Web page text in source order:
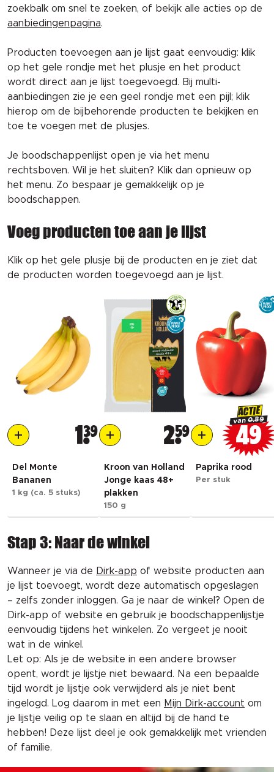
zoekbalk om snel te zoeken, of bekijk alle acties op de
aanbiedingenpagina.
Producten toevoegen aan je lijst gaat eenvoudig: klik
op het gele rondje met het plusje en het product
wordt direct aan je lijst toegevoegd. Bij multi-
aanbiedingen zie je een geel rondje met een pijl; klik
hierop om de bijbehorende producten te bekijken en
toe te voegen met de plusjes.
Je boodschappenlijst open je via het menu
rechtsboven. Wil je het sluiten? Klik dan opnieuw op
het menu. Zo bespaar je gemakkelijk op je
boodschappen.
Voeg producten toe aan je lijst
Klik op het gele plusje bij de producten en je ziet dat
de producten worden toegevoegd aan je lijst.
1 39
Del Monte
Bananen
1 kg (ca. 5 stuks)
259
Kroon van Holland
Jonge kaas 48+
plakken
150 g
ACTIE
van0.89
49
Paprika rood
Per stuk
Stap 3: Naar de winkel
Wanneer je via de Dirk-app of website producten aan
je lijst toevoegt, wordt deze automatisch opgeslagen
– zelfs zonder inloggen. Ga je naar de winkel? Open de
Dirk-app of website en gebruik je boodschappenlijstje
eenvoudig tijdens het winkelen. Zo vergeet je nooit
wat in de winkel.
Let op: Als je de website in een andere browser
opent, wordt je lijstje niet bewaard. Na een bepaalde
tijd wordt je lijstje ook verwijderd als je niet bent
ingelogd. Log daarom in met een Mijn Dirk-account om
je lijstje veilig op te slaan en altijd bij de hand te
hebben! Deze lijst deel je ook gemakkelijk met vrienden
of familie.